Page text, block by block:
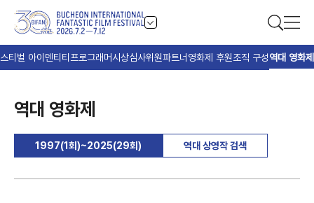
티벌 아이덴티티 프로그래머시상심사위원파트너 영화제 후원조직 구성역대 영화제
역대 영화제
1997(1회)~2025(29회) 역대 상영작 검색